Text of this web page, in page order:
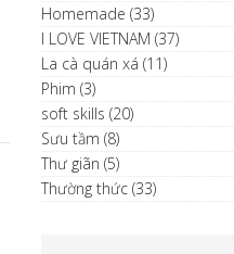
Homemade (33)
I LOVE VIETNAM (37)
La cà quán xá (11)
Phim (3)
soft skills (20)
Sưu tầm (8)
Thư giãn (5)
Thường thức (33)